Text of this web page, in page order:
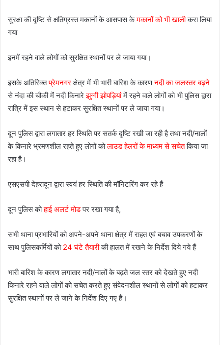
सुरक्षा की दृष्टि से क्षतिग्रस्त मकानों के आसपास केमकानों को भी खालीकरा लिया
गया
इनमें रहने वाले लोगों को सुरक्षित स्थानों पर ले जाया गया।
इसके अतिरिक्तप्रेमनगर क्षेत्र में भी भारी बारिश के कारणनदी का जलस्तर बढ़ने
से नंदा की चौकी में नदी किनारेझुग्गी झोपड़ियांमें रहने वाले लोगों को भी पुलिस द्वारा
रात्रि में इस स्थान से हटाकर सुरक्षित स्थानों पर ले जाया गया।
दून पुलिस द्वारा लगातार हर स्थिति पर सतर्क दृष्टि रखी जा रही है तथा नदी/नालों
के किनारे भ्रमणशील रहते हुए लोगों कोलाउड हेलरों के माध्यम से सचेतकिया जा
रहा है।
एसएसपी देहरादून द्वारा स्वयं हर स्थिति की मॉनिटरिंग कर रहे हैं
दून पुलिस कोहाई अलर्ट मोडपर रखा गया है,
सभी थाना प्रभारियों को अपने-अपने थाना क्षेत्र में राहत एवं बचाव उपकरणों के
साथ पुलिसकर्मियों को24 घंटे तैयारीकी हालत में रखने के निर्देश दिये गये हैं
भारी बारिश के कारण लगातार नदी/नालों के बढ़ते जल स्तर को देखते हुए नदी
किनारे रहने वाले लोगों को सचेत करते हुए संवेदनशील स्थानों से लोगों को हटाकर
सुरक्षित स्थानों पर ले जाने के निर्देश दिए गए हैं।